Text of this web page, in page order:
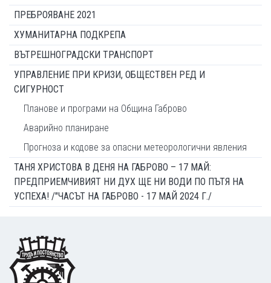
ПРЕБРОЯВАНЕ 2021
ХУМАНИТАРНА ПОДКРЕПА
ВЪТРЕШНОГРАДСКИ ТРАНСПОРТ
УПРАВЛЕНИЕ ПРИ КРИЗИ, ОБЩЕСТВЕН РЕД И
СИГУРНОСТ
Планове и програми на Община Габрово
Аварийно планиране
Прогноза и кодове за опасни метеорологични явления
ТАНЯ ХРИСТОВА В ДЕНЯ НА ГАБРОВО – 17 МАЙ:
ПРЕДПРИЕМЧИВИЯТ НИ ДУХ ЩЕ НИ ВОДИ ПО ПЪТЯ НА
УСПЕХА! /"ЧАСЪТ НА ГАБРОВО - 17 МАЙ 2024 Г./
Footer